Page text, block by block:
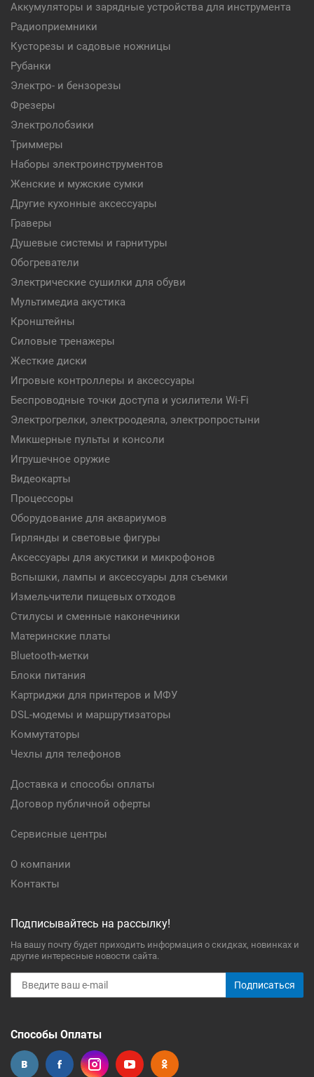
Аккумуляторы и зарядные устройства для инструмента
Радиоприемники
Кусторезы и садовые ножницы
Рубанки
Электро- и бензорезы
Фрезеры
Электролобзики
Триммеры
Наборы электроинструментов
Женские и мужские сумки
Другие кухонные аксессуары
Граверы
Душевые системы и гарнитуры
Обогреватели
Электрические сушилки для обуви
Мультимедиа акустика
Кронштейны
Силовые тренажеры
Жесткие диски
Игровые контроллеры и аксессуары
Беспроводные точки доступа и усилители Wi-Fi
Электрогрелки, электроодеяла, электропростыни
Микшерные пульты и консоли
Игрушечное оружие
Видеокарты
Процессоры
Оборудование для аквариумов
Гирлянды и световые фигуры
Аксессуары для акустики и микрофонов
Вспышки, лампы и аксессуары для съемки
Измельчители пищевых отходов
Стилусы и сменные наконечники
Материнские платы
Bluetooth-метки
Блоки питания
Картриджи для принтеров и МФУ
DSL-модемы и маршрутизаторы
Коммутаторы
Чехлы для телефонов
Доставка и способы оплаты
Договор публичной оферты
Сервисные центры
О компании
Контакты
Подписывайтесь на рассылку!
На вашу почту будет приходить информация о скидках, новинках и
другие интересные новости сайта.
Подписаться
Способы Оплаты